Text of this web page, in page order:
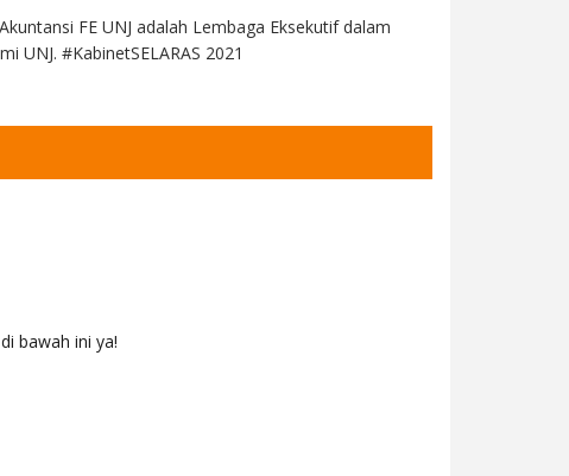
FE UNJ adalah Lembaga Eksekutif dalam
UNJ. #KabinetSELARAS 2021
bawah ini ya!